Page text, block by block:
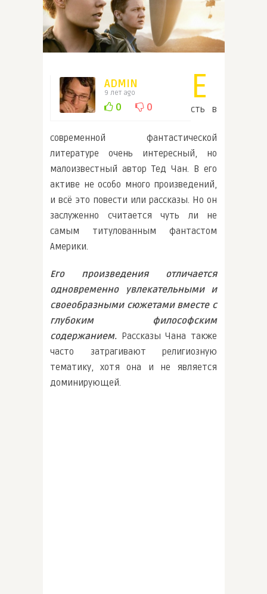
ADMIN
9 лет ago
0 0
Е
сть в
современной фантастической
литературе очень интересный, но
малоизвестный автор Тед Чан. В его
активе не особо много произведений,
и всё это повести или рассказы. Но он
заслуженно считается чуть ли не
самым титулованным фантастом
Америки.
Его произведения отличается
одновременно увлекательными и
своеобразными сюжетами вместе с
глубоким философским
содержанием. Рассказы Чана также
часто затрагивают религиозную
тематику, хотя она и не является
доминирующей.